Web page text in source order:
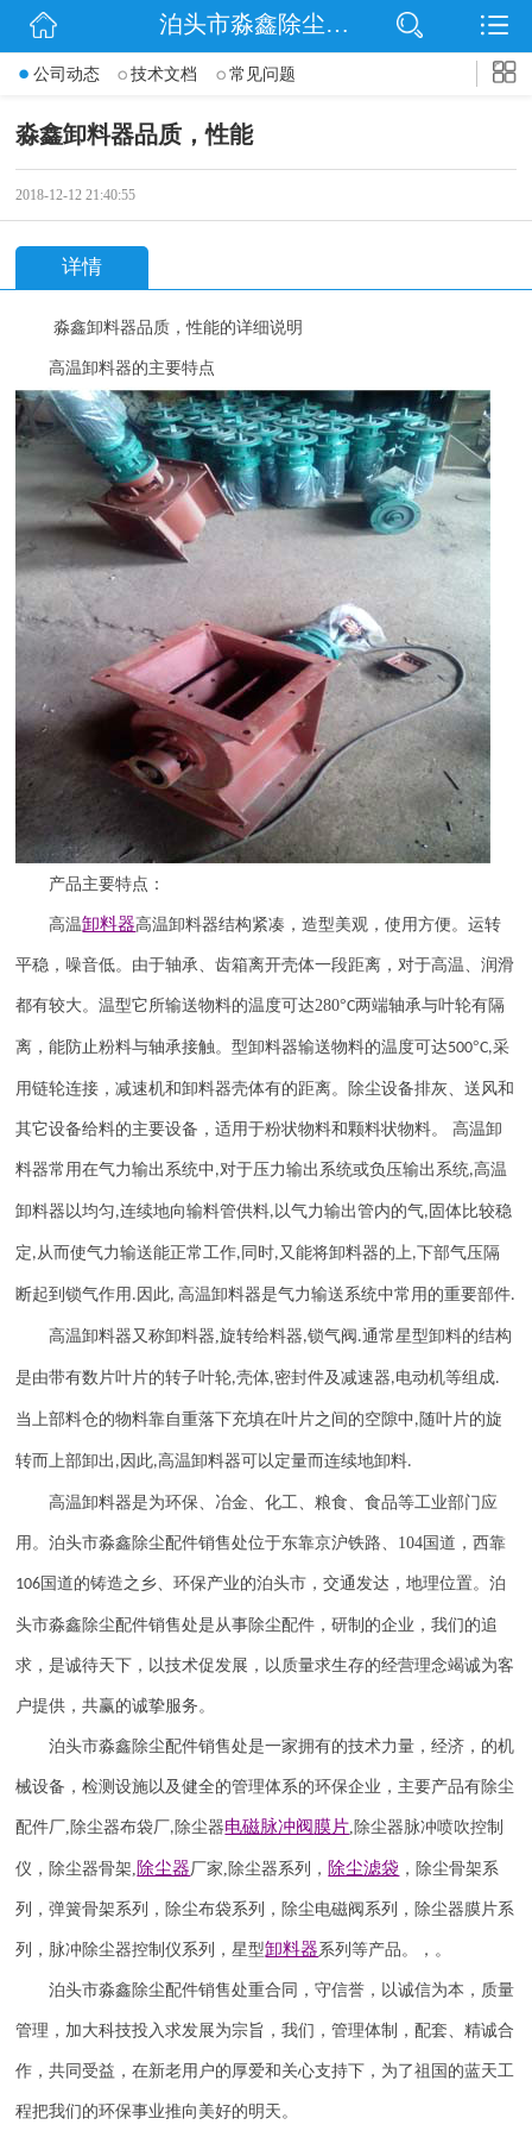
网站首页
泊头市淼鑫除尘配件销售处
公司动态 技术文档 常见问题
淼鑫卸料器品质，性能
2018-12-12 21:40:55
详情
淼鑫卸料器品质，性能的详细说明
高温卸料器的主要特点
产品主要特点：
高温卸料器高温卸料器结构紧凑，造型美观，使用方便。运转
平稳，噪音低。由于轴承、齿箱离开壳体一段距离，对于高温、润滑
都有较大。温型它所输送物料的温度可达280°C两端轴承与叶轮有隔
离，能防止粉料与轴承接触。型卸料器输送物料的温度可达500°C,采
用链轮连接，减速机和卸料器壳体有的距离。除尘设备排灰、送风和
其它设备给料的主要设备，适用于粉状物料和颗料状物料。 高温卸
料器常用在气力输出系统中 ,对于压力输出系统或负压输出系统,高温
卸料器以均匀,连续地向输料管供料, 以气力输出管内的气, 固体比较稳
定,从而使气力输送能正常工作, 同时,又能将卸料器的上,下部气压隔
断起到锁气作用 . 因此, 高温卸料器是气力输送系统中常用的重要部件.
高温卸料器又称卸料器,旋转给料器,锁气阀 .通常星型卸料的结构
是由带有数片叶片的转子叶轮,壳体,密封件及减速器,电动机等组成.
当上部料仓的物料靠自重落下充填在叶片之间的空隙中 , 随叶片的旋
转而上部卸出 , 因此,高温卸料器可以定量而连续地卸料.
高温卸料器是为环保、冶金、化工、粮食、食品等工业部门应
用。泊头市淼鑫除尘配件销售处位于东靠京沪铁路、 104 国道，西靠
106 国道的铸造之乡、环保产业的泊头市，交通发达，地理位置。泊
头市淼鑫除尘配件销售处是从事除尘配件，研制的企业，我们的追
求，是诚待天下，以技术促发展，以质量求生存的经营理念竭诚为客
户提供，共赢的诚挚服务。
泊头市淼鑫除尘配件销售处是一家拥有的技术力量，经济，的机
械设备，检测设施以及健全的管理体系的环保企业，主要产品有除尘
配件厂, 除尘器布袋厂, 除尘器电磁脉冲阀膜片, 除尘器脉冲喷吹控制
仪 ， 除尘器骨架,除尘器厂家, 除尘器系列， 除尘滤袋 ，除尘骨架系
列，弹簧骨架系列，除尘布袋系列，除尘电磁阀系列，除尘器膜片系
列，脉冲除尘器控制仪系列，星型卸料器系列等产品。，。
泊头市淼鑫除尘配件销售处重合同，守信誉，以诚信为本，质量
管理，加大科技投入求发展为宗旨，我们，管理体制，配套、精诚合
作，共同受益，在新老用户的厚爱和关心支持下，为了祖国的蓝天工
程把我们的环保事业推向美好的明天。